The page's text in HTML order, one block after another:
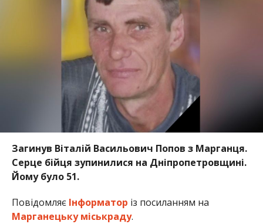
Загинув Віталій Васильович Попов з Марганця.
Серце бійця зупинилися на Дніпропетровщині.
Йому було 51.
Повідомляє Інформатор із посиланням на
Марганецьку міськраду.